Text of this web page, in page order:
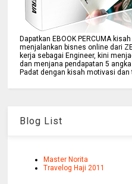
Dapatkan EBOOK PERCUMA
menjalankan bisnes online dari
kerja sebagai Engineer, kini
dan menjana pendapatan 5
Padat dengan kisah motivasi dan
Blog List
Master Norita
Travelog Haji 2011